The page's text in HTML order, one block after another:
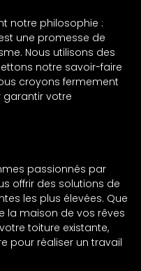
notre philosophie :
une promesse de
Nous utilisons des
notre savoir-faire
croyons fermement
votre
passionnés par
offrir des solutions de
les plus élevées. Que
la maison de vos rêves
toiture existante,
pour réaliser un travail